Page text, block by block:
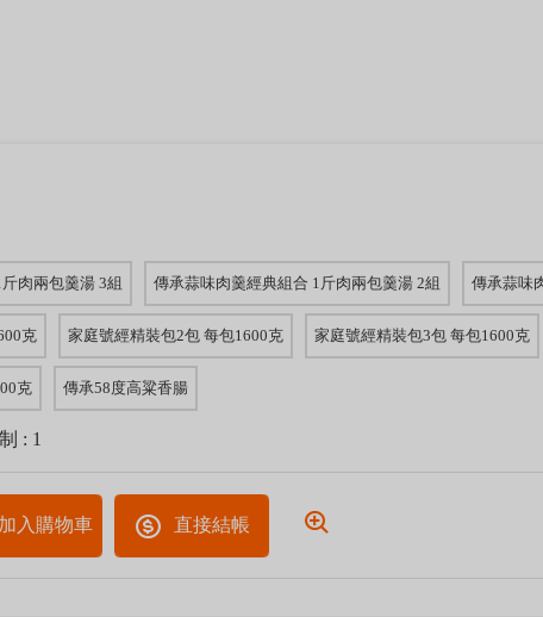
肉兩包羹湯 3組 傳承蒜味肉羹經典組合 1斤肉兩包羹湯 2組 傳承蒜味
克 家庭號經精裝包2包 每包1600克 家庭號經精裝包3包 每包1600克
克 傳承58度高粱香腸
: 1
加入購物車 直接結帳